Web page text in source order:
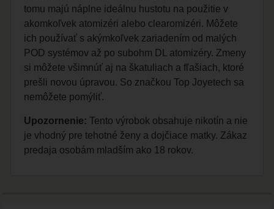
tomu majú náplne ideálnu hustotu na použitie v
akomkoľvek atomizéri alebo clearomizéri. Môžete
ich používať s akýmkoľvek zariadením od malých
POD systémov až po subohm DL atomizéry. Zmeny
si môžete všimnúť aj na škatuliach a fľašiach, ktoré
prešli novou úpravou. So značkou Top Joyetech sa
nemôžete pomýliť.
Upozornenie: Tento výrobok obsahuje nikotín a nie
je vhodný pre tehotné ženy a dojčiace matky. Zákaz
predaja osobám mladším ako 18 rokov.